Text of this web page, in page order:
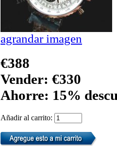
agrandar imagen
€388
Vender: €330
Ahorre: 15%
Añadir al carrito: